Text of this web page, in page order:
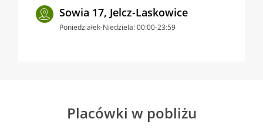
Sowia 17, Jelcz-Laskowice
Poniedziałek-Niedziela: 00:00-23:59
Placówki w pobliżu